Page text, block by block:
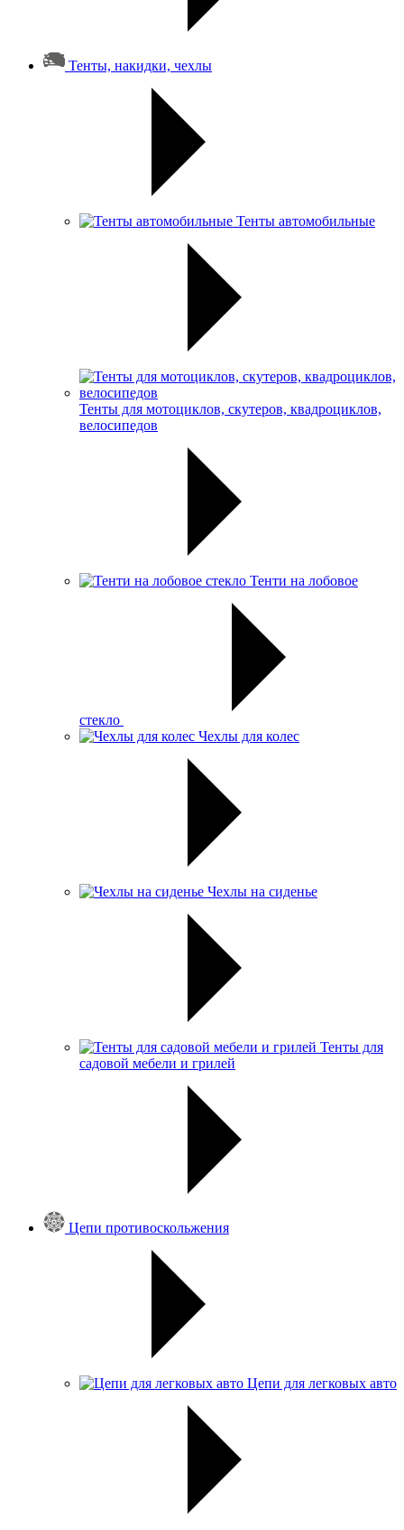
Тенты, накидки, чехлы
Тенты автомобильные
Тенты для мотоциклов, скутеров, квадроциклов,
велосипедов
Тенти на лобовое
стекло
Чехлы для колес
Чехлы на сиденье
Тенты для
садовой мебели и грилей
Цепи противоскольжения
Цепи для легковых авто